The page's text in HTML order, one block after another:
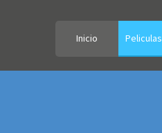
Inicio Peliculas